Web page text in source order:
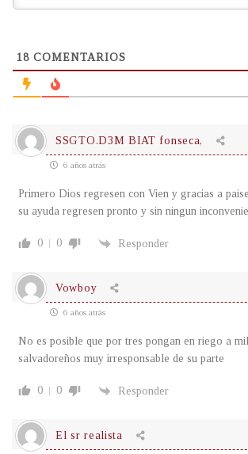
18 COMENTARIOS
SSGTO.D3M BIAT fonseca,
6 años atrás
Primero Dios regresen con Vien y gracias a
su ayuda regresen pronto y sin ningun
0 0 Responder
Vowboy
6 años atrás
No es posible que por tres pongan en riego a
salvadoreños muy irresponsable de su parte
0 0 Responder
El sr realista